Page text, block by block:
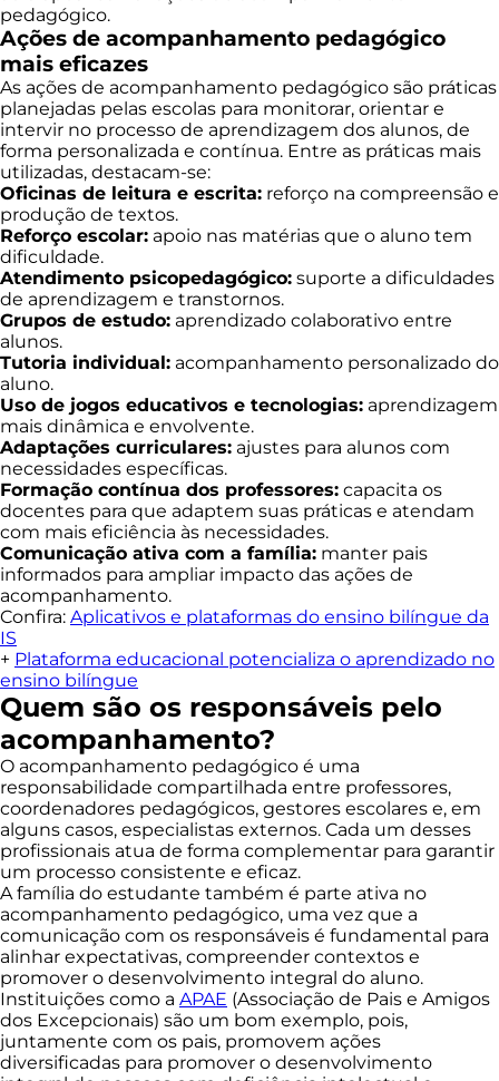
pedagógico.
Ações de acompanhamento pedagógico
mais eficazes
As ações de acompanhamento pedagógico são práticas
planejadas pelas escolas para monitorar, orientar e
intervir no processo de aprendizagem dos alunos, de
forma personalizada e contínua. Entre as práticas mais
utilizadas, destacam-se:
Oficinas de leitura e escrita: reforço na compreensão e
produção de textos.
Reforço escolar: apoio nas matérias que o aluno tem
dificuldade.
Atendimento psicopedagógico: suporte a dificuldades
de aprendizagem e transtornos.
Grupos de estudo: aprendizado colaborativo entre
alunos.
Tutoria individual: acompanhamento personalizado do
aluno.
Uso de jogos educativos e tecnologias: aprendizagem
mais dinâmica e envolvente.
Adaptações curriculares: ajustes para alunos com
necessidades específicas.
Formação contínua dos professores: capacita os
docentes para que adaptem suas práticas e atendam
com mais eficiência às necessidades.
Comunicação ativa com a família: manter pais
informados para ampliar impacto das ações de
acompanhamento.
Confira: Aplicativos e plataformas do ensino bilíngue da
IS
+ Plataforma educacional potencializa o aprendizado no
ensino bilíngue
Quem são os responsáveis pelo
acompanhamento?
O acompanhamento pedagógico é uma
responsabilidade compartilhada entre professores,
coordenadores pedagógicos, gestores escolares e, em
alguns casos, especialistas externos. Cada um desses
profissionais atua de forma complementar para garantir
um processo consistente e eficaz.
A família do estudante também é parte ativa no
acompanhamento pedagógico, uma vez que a
comunicação com os responsáveis é fundamental para
alinhar expectativas, compreender contextos e
promover o desenvolvimento integral do aluno.
Instituições como a APAE (Associação de Pais e Amigos
dos Excepcionais) são um bom exemplo, pois,
juntamente com os pais, promovem ações
diversificadas para promover o desenvolvimento